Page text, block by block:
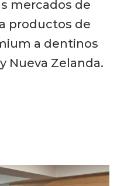
mercados de
productos de
a dentinos
Nueva Zelanda.